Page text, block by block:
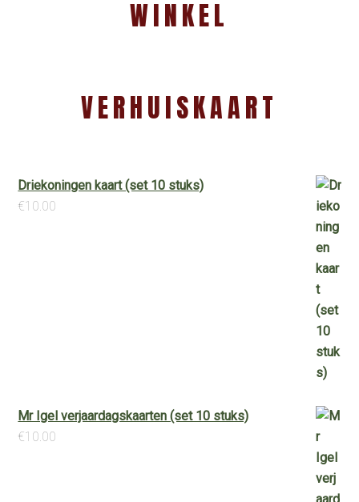
WINKEL
VERHUISKAART
Driekoningen kaart (set 10 stuks)
€10.00
Mr Igel verjaardagskaarten (set 10 stuks)
€10.00